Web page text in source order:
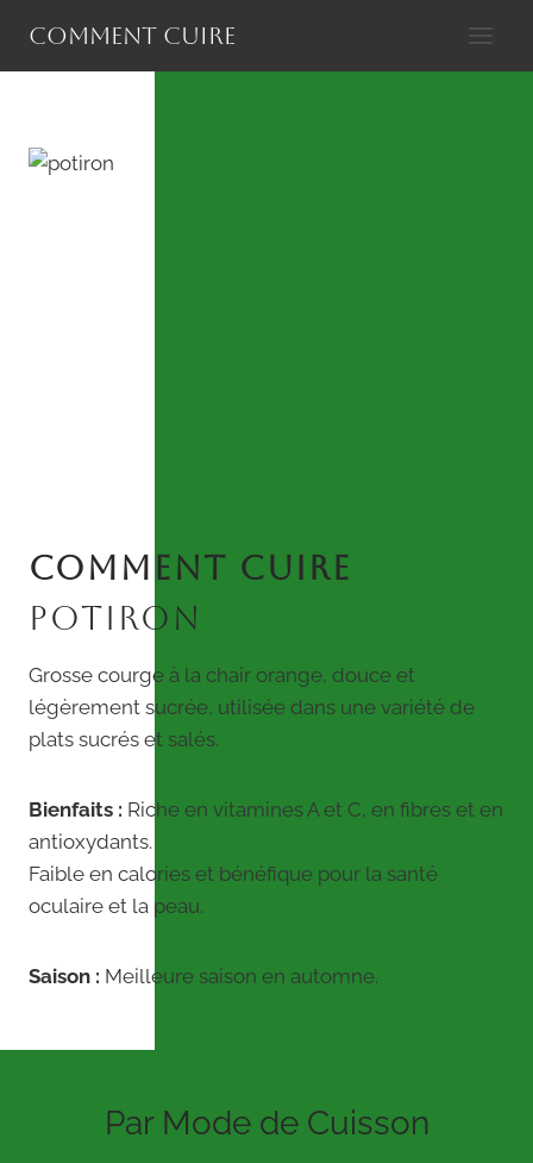
contenu
Comment cuire
COMMENT CUIRE
POTIRON
Grosse courge à la chair orange, douce et
légèrement sucrée, utilisée dans une variété de
plats sucrés et salés.
Bienfaits : Riche en vitamines A et C, en fibres et en
antioxydants.
Faible en calories et bénéfique pour la santé
oculaire et la peau.
Saison : Meilleure saison en automne.
Par Mode de Cuisson